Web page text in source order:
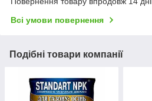
Всі умови повернення
Подібні товари компанії